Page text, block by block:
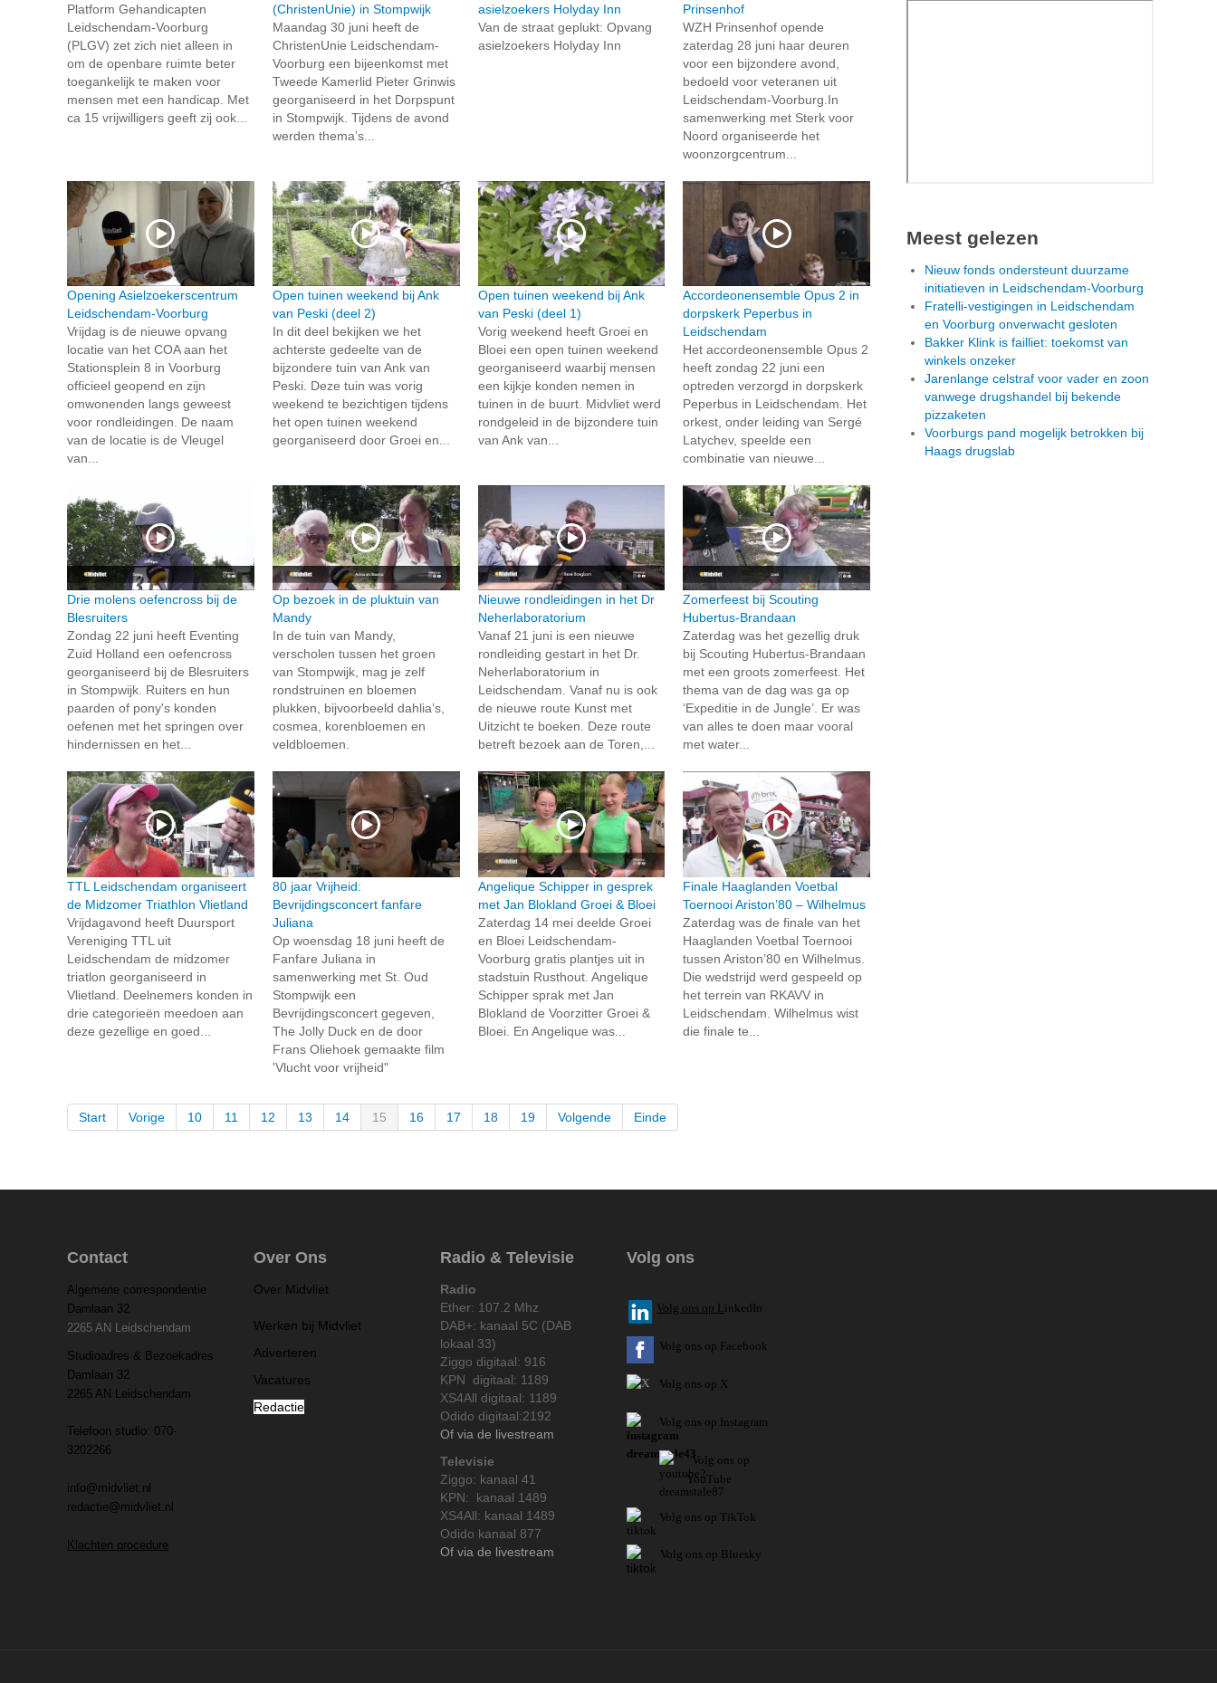
Platform Gehandicapten
Leidschendam-Voorburg
(PLGV) zet zich niet alleen in
om de openbare ruimte beter
toegankelijk te maken voor
mensen met een handicap. Met
ca 15 vrijwilligers geeft zij ook...
(ChristenUnie) in Stompwijk
Maandag 30 juni heeft de
ChristenUnie Leidschendam-
Voorburg een bijeenkomst met
Tweede Kamerlid Pieter Grinwis
georganiseerd in het Dorpspunt
in Stompwijk. Tijdens de avond
werden thema’s...
asielzoekers Holyday Inn
Van de straat geplukt: Opvang
asielzoekers Holyday Inn
Prinsenhof
WZH Prinsenhof opende
zaterdag 28 juni haar deuren
voor een bijzondere avond,
bedoeld voor veteranen uit
Leidschendam-Voorburg.In
samenwerking met Sterk voor
Noord organiseerde het
woonzorgcentrum...
Opening Asielzoekerscentrum
Leidschendam-Voorburg
Vrijdag is de nieuwe opvang
locatie van het COA aan het
Stationsplein 8 in Voorburg
officieel geopend en zijn
omwonenden langs geweest
voor rondleidingen. De naam
van de locatie is de Vleugel
van...
Open tuinen weekend bij Ank
van Peski (deel 2)
In dit deel bekijken we het
achterste gedeelte van de
bijzondere tuin van Ank van
Peski. Deze tuin was vorig
weekend te bezichtigen tijdens
het open tuinen weekend
georganiseerd door Groei en...
Open tuinen weekend bij Ank
van Peski (deel 1)
Vorig weekend heeft Groei en
Bloei een open tuinen weekend
georganiseerd waarbij mensen
een kijkje konden nemen in
tuinen in de buurt. Midvliet werd
rondgeleid in de bijzondere tuin
van Ank van...
Accordeonensemble Opus 2 in
dorpskerk Peperbus in
Leidschendam
Het accordeonensemble Opus 2
heeft zondag 22 juni een
optreden verzorgd in dorpskerk
Peperbus in Leidschendam. Het
orkest, onder leiding van Sergé
Latychev, speelde een
combinatie van nieuwe...
Drie molens oefencross bij de
Blesruiters
Zondag 22 juni heeft Eventing
Zuid Holland een oefencross
georganiseerd bij de Blesruiters
in Stompwijk. Ruiters en hun
paarden of pony's konden
oefenen met het springen over
hindernissen en het...
Op bezoek in de pluktuin van
Mandy
In de tuin van Mandy,
verscholen tussen het groen
van Stompwijk, mag je zelf
rondstruinen en bloemen
plukken, bijvoorbeeld dahlia’s,
cosmea, korenbloemen en
veldbloemen.
Nieuwe rondleidingen in het Dr
Neherlaboratorium
Vanaf 21 juni is een nieuwe
rondleiding gestart in het Dr.
Neherlaboratorium in
Leidschendam. Vanaf nu is ook
de nieuwe route Kunst met
Uitzicht te boeken. Deze route
betreft bezoek aan de Toren,...
Zomerfeest bij Scouting
Hubertus-Brandaan
Zaterdag was het gezellig druk
bij Scouting Hubertus-Brandaan
met een groots zomerfeest. Het
thema van de dag was ga op
‘Expeditie in de Jungle’. Er was
van alles te doen maar vooral
met water...
TTL Leidschendam organiseert
de Midzomer Triathlon Vlietland
Vrijdagavond heeft Duursport
Vereniging TTL uit
Leidschendam de midzomer
triatlon georganiseerd in
Vlietland. Deelnemers konden in
drie categorieën meedoen aan
deze gezellige en goed...
80 jaar Vrijheid:
Bevrijdingsconcert fanfare
Juliana
Op woensdag 18 juni heeft de
Fanfare Juliana in
samenwerking met St. Oud
Stompwijk een
Bevrijdingsconcert gegeven,
The Jolly Duck en de door
Frans Oliehoek gemaakte film
'Vlucht voor vrijheid"
Angelique Schipper in gesprek
met Jan Blokland Groei & Bloei
Zaterdag 14 mei deelde Groei
en Bloei Leidschendam-
Voorburg gratis plantjes uit in
stadstuin Rusthout. Angelique
Schipper sprak met Jan
Blokland de Voorzitter Groei &
Bloei. En Angelique was...
Finale Haaglanden Voetbal
Toernooi Ariston’80 – Wilhelmus
Zaterdag was de finale van het
Haaglanden Voetbal Toernooi
tussen Ariston’80 en Wilhelmus.
Die wedstrijd werd gespeeld op
het terrein van RKAVV in
Leidschendam. Wilhelmus wist
die finale te...
Start Vorige 10 11 12 13 14 15 16 17 18 19 Volgende Einde
Meest gelezen
Nieuw fonds ondersteunt duurzame
initiatieven in Leidschendam-Voorburg
Fratelli-vestigingen in Leidschendam
en Voorburg onverwacht gesloten
Bakker Klink is failliet: toekomst van
winkels onzeker
Jarenlange celstraf voor vader en zoon
vanwege drugshandel bij bekende
pizzaketen
Voorburgs pand mogelijk betrokken bij
Haags drugslab
Contact
Algemene correspondentie
Damlaan 32
2265 AN Leidschendam
Studioadres & Bezoekadres
Damlaan 32
2265 AN Leidschendam
Telefoon studio: 070-
3202266
info@midvliet.nl
redactie@midvliet.nl
Klachten procedure
Over Ons
Over Midvliet
Werken bij Midvliet
Adverteren
Vacatures
Redactie
Radio & Televisie
Radio
Ether: 107.2 Mhz
DAB+: kanaal 5C (DAB
lokaal 33)
Ziggo digitaal: 916
KPN digitaal: 1189
XS4All digitaal: 1189
Odido digitaal:2192
Of via de livestream
Televisie
Ziggo: kanaal 41
KPN: kanaal 1489
XS4All: kanaal 1489
Odido kanaal 877
Of via de livestream
Volg ons
Volg ons op L inkedIn
Volg ons op Facebook
Volg ons op X
Volg ons op Instagram
Volg ons op
YouTube
Volg ons op TikTok
Volg ons op Bluesky